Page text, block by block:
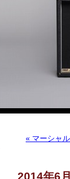
« マーシャ
2014年6